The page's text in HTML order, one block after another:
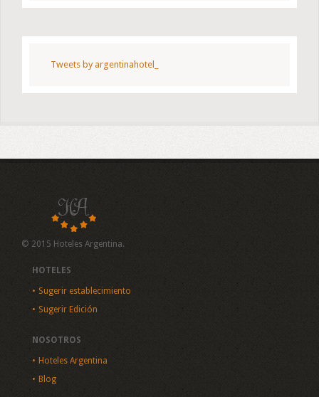
Tweets by argentinahotel_
© 2015 Hoteles Argentina.
HOTELES
Sugerir establecimiento
Sugerir Edición
NOSOTROS
Hoteles Argentina
Blog